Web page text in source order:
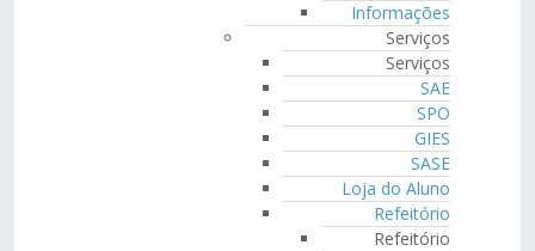
Informações
Serviços
Serviços
SAE
SPO
GIES
SASE
Loja do Aluno
Refeitório
Refeitório